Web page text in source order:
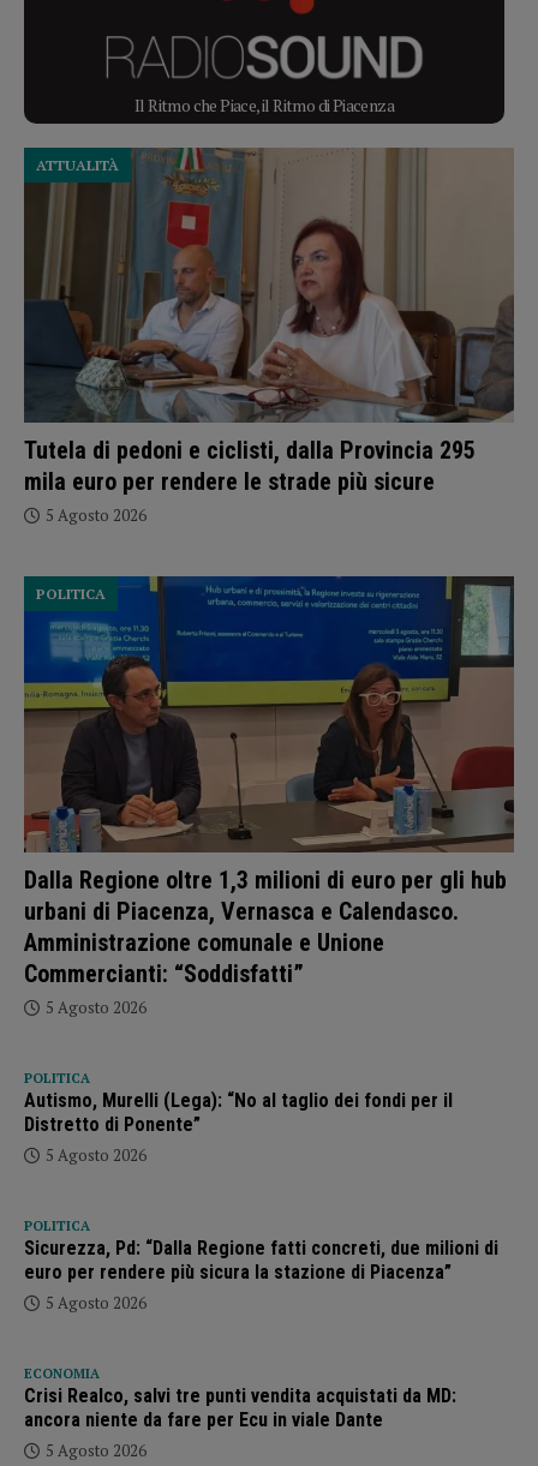
Il Ritmo che Piace, il Ritmo di Piacenza
Tutela di pedoni e ciclisti, dalla Provincia 295
mila euro per rendere le strade più sicure
ATTUALITÀ
5 Agosto 2026
Dalla Regione oltre 1,3 milioni di euro per gli hub
urbani di Piacenza, Vernasca e Calendasco.
Amministrazione comunale e Unione
Commercianti: “Soddisfatti”
POLITICA
5 Agosto 2026
POLITICA
Autismo, Murelli (Lega): “No al taglio dei fondi per il
Distretto di Ponente”
5 Agosto 2026
POLITICA
Sicurezza, Pd: “Dalla Regione fatti concreti, due milioni di
euro per rendere più sicura la stazione di Piacenza”
5 Agosto 2026
ECONOMIA
Crisi Realco, salvi tre punti vendita acquistati da MD:
ancora niente da fare per Ecu in viale Dante
5 Agosto 2026